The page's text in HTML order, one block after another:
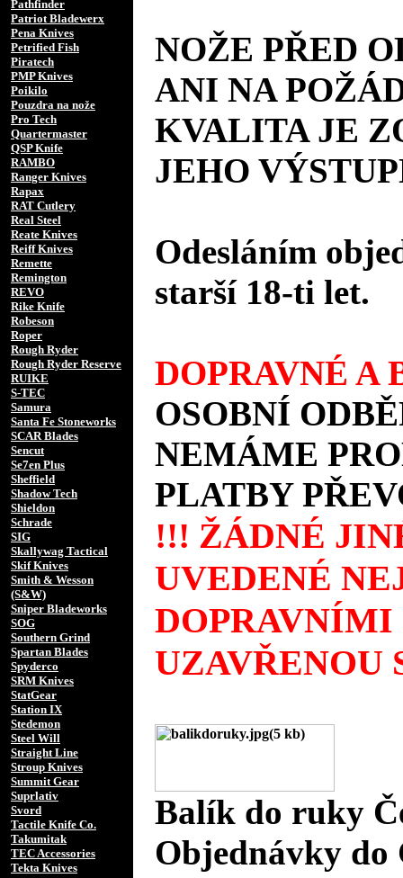
Pathfinder
Patriot Bladewerx
Pena Knives
Petrified Fish
Piratech
PMP Knives
Poikilo
Pouzdra na nože
Pro Tech
Quartermaster
QSP Knife
RAMBO
Ranger Knives
Rapax
RAT Cutlery
Real Steel
Reate Knives
Reiff Knives
Remette
Remington
REVO
Rike Knife
Robeson
Roper
Rough Ryder
Rough Ryder Reserve
RUIKE
S-TEC
Samura
Santa Fe Stoneworks
SCAR Blades
Sencut
Se7en Plus
Sheffield
Shadow Tech
Shieldon
Schrade
SIG
Skallywag Tactical
Skif Knives
Smith & Wesson
(S&W)
Sniper Bladeworks
SOG
Southern Grind
Spartan Blades
Spyderco
SRM Knives
StatGear
Station IX
Stedemon
Steel Will
Straight Line
Stroup Knives
Summit Gear
Suprlativ
Svord
Tactile Knife Co.
Takumitak
TEC Accessories
Tekta Knives
NOŽE PŘED
ANI NA
KVALITA JE
JEHO
Odesláním
starší 18-ti let.
DOPRAVNÉ A
OSOBNÍ
NEMÁME
PLATBY
!!! ŽÁDNÉ
UVEDENÉ
UZAVŘENOU
Balík do ruky
Objednávky do